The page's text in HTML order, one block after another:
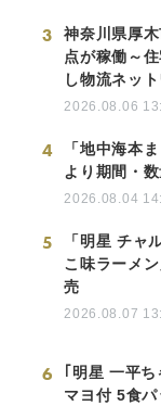
3
神奈川県厚
点が稼働～
し物流ネッ
2026.08.06
4
「地中海本
より期間・
2026.08.04
5
「明星 チャ
こ味ラーメ
売
2026.08.07
6
｢明星 一平
マヨ付 5食